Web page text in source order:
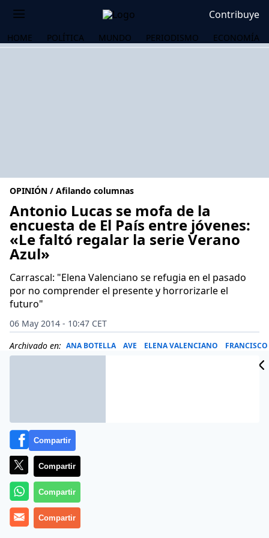
Contribuye
HOME POLÍTICA MUNDO PERIODISMO ECONOMÍA
OPINIÓN / Afilando columnas
Antonio Lucas se mofa de la
encuesta de El País entre jóvenes:
«Le faltó regalar la serie Verano
Azul»
Carrascal: "Elena Valenciano se refugia en el pasado
por no comprender el presente y horrorizarle el
futuro"
06 May 2014 - 10:47 CET
Archivado en: ANA BOTELLA AVE ELENA VALENCIANO
Compartir
Compartir
Compartir
Compartir